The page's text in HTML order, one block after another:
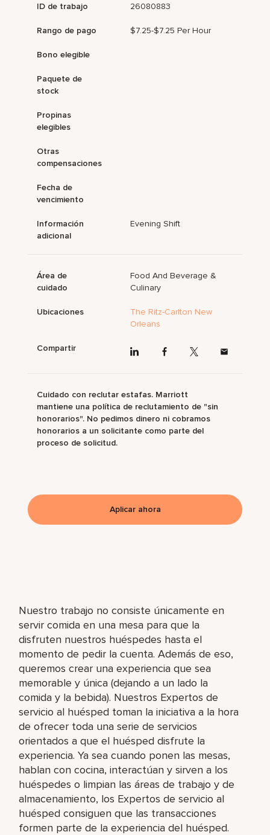
Nuestro trabajo no consiste únicamente en
servir comida en una mesa para que la
disfruten nuestros huéspedes hasta el
momento de pedir la cuenta. Además de eso,
queremos crear una experiencia que sea
memorable y única (dejando a un lado la
comida y la bebida). Nuestros Expertos de
servicio al huésped toman la iniciativa a la hora
de ofrecer toda una serie de servicios
orientados a que el huésped disfrute la
experiencia. Ya sea cuando ponen las mesas,
hablan con cocina, interactúan y sirven a los
huéspedes o limpian las áreas de trabajo y de
almacenamiento, los Expertos de servicio al
huésped consiguen que las transacciones
formen parte de la experiencia del huésped.
ID de trabajo 26080883
Rango de pago $7.25-$7.25 Per Hour
Bono elegible
Paquete de
stock
Propinas
elegibles
Otras
compensaciones
Fecha de
vencimiento
Información
adicional
Evening Shift
Área de
cuidado
Food And Beverage &
Culinary
Ubicaciones
The Ritz-Carlton New
Orleans
Compartir
Cuidado con reclutar estafas. Marriott
mantiene una política de reclutamiento de "sin
honorarios". No pedimos dinero ni cobramos
honorarios a un solicitante como parte del
proceso de solicitud.
Aplicar ahora